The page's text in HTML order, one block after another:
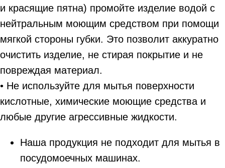
и красящие пятна) промойте изделие водой с
нейтральным моющим средством при помощи
мягкой стороны губки. Это позволит аккуратно
очистить изделие, не стирая покрытие и не
повреждая материал.
• Не используйте для мытья поверхности
кислотные, химические моющие средства и
любые другие агрессивные жидкости.
Наша продукция не подходит для мытья в
посудомоечных машинах.